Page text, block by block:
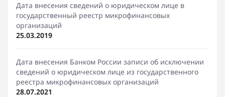
Дата внесения сведений о юридическом лице в
государственный реестр микрофинансовых
организаций
25.03.2019
Дата внесения Банком России записи об исключении
сведений о юридическом лице из государственного
реестра микрофинансовых организаций
28.07.2021